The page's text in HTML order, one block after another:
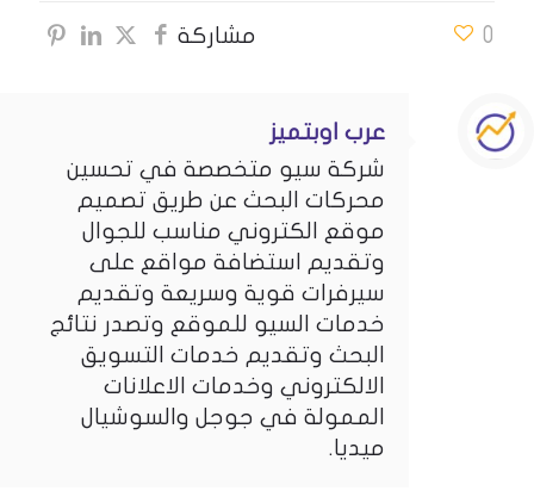
مشاركة 0
عرب اوبتميز
شركة سيو متخصصة في تحسين
محركات البحث عن طريق تصميم
موقع الكتروني مناسب للجوال
وتقديم استضافة مواقع على
سيرفرات قوية وسريعة وتقديم
خدمات السيو للموقع وتصدر نتائج
البحث وتقديم خدمات التسويق
الالكتروني وخدمات الاعلانات
الممولة في جوجل والسوشيال
ميديا.